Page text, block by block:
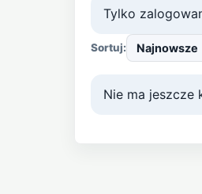
Tylko
Sortuj: Najnowsze
Nie ma jeszcze